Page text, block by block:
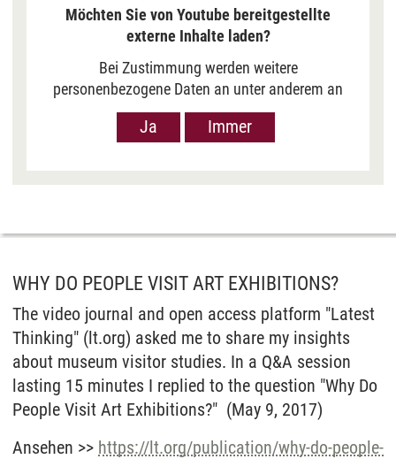
Möchten Sie von Youtube bereitgestellte
externe Inhalte laden?
Bei Zustimmung werden weitere
personenbezogene Daten an unter anderem an
Google in den USA übermittelt, um Ihnen Youtube-
Videos anzuzeigen. Der Europäische Gerichtshof
an EU-Standards, jedoch als unzureichend
verarbeitet werden können. Klicken Sie auf „Ja“
Videos. Bei Klick auf „Immer“ erfolgt die
Videos auf unserer Seite. Nähere Informationen
hierzu entnehmen Sie bitte unserer
Datenschutzerklärung.
Ja Immer
WHY DO PEOPLE VISIT ART EXHIBITIONS?
The video journal and open access platform "Latest
Thinking" (lt.org) asked me to share my insights
about museum visitor studies. In a Q&A session
lasting 15 minutes I replied to the question "Why Do
People Visit Art Exhibitions?" (May 9, 2017)
Ansehen >> https://lt.org/publication/why-do-people-